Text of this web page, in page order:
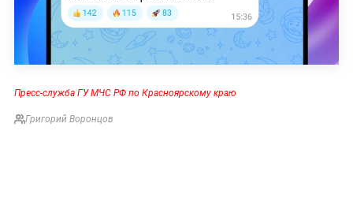
Пресс-служба ГУ МЧС РФ по Красноярскому краю
Григорий Воронцов